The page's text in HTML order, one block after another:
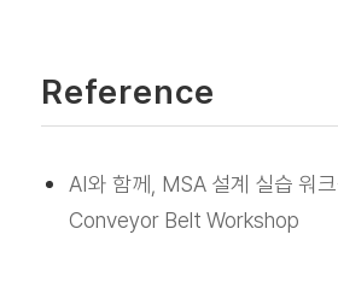
Reference
AI와 함께, MSA 설계 실습 워
Conveyor Belt Workshop